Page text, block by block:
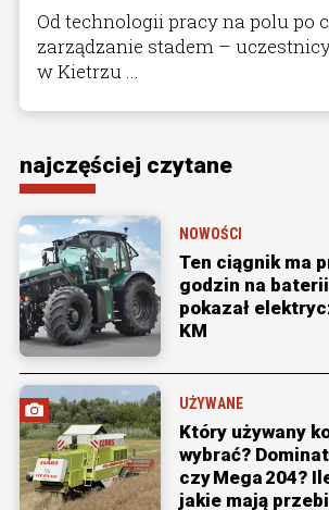
Od technologii pracy na polu po
zarządzanie stadem –
w Kietrzu ...
najczęściej czytane
NOWOŚCI
Ten ciągnik ma
godzin na
pokazał
KM
UŻYWANE
Który używany
wybrać?
czy Mega 204?
jakie mają